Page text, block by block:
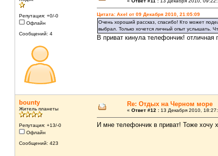
Репутация: +0/-0
Офлайн
Сообщений: 4
Цитата: Axel от 09 Декабря 2010, 21:05:09
Очень хороший рассказ, спасибо! Кто может
выбрал. Только хочется личный опыт услышать.
В приват кинула телефончик! отличная
bounty
Житель планеты
Репутация: +13/-0
Офлайн
Сообщений: 423
Re: Отдых на Черном море
« Ответ #12 : 13 Декабря 2010,
И мне телефончик в приват! Тоже хочу